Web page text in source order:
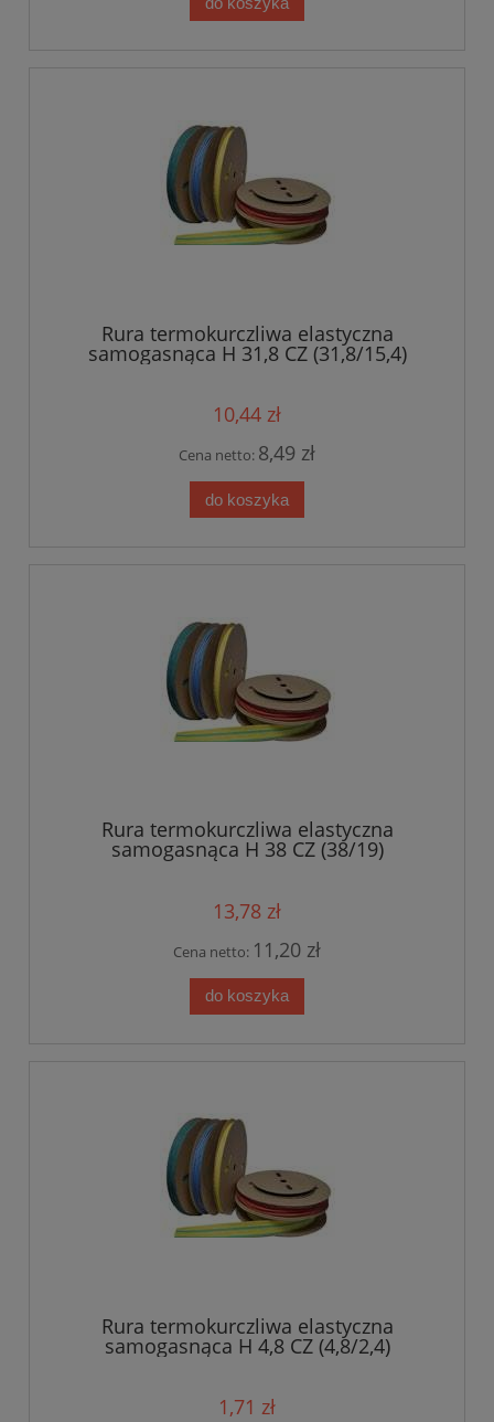
Rura termokurczliwa elastyczna
samogasnąca H 31,8 CZ (31,8/15,4)
10,44 zł
Cena netto: 8,49 zł
do koszyka
Rura termokurczliwa elastyczna
samogasnąca H 38 CZ (38/19)
13,78 zł
Cena netto: 11,20 zł
do koszyka
Rura termokurczliwa elastyczna
samogasnąca H 4,8 CZ (4,8/2,4)
1,71 zł